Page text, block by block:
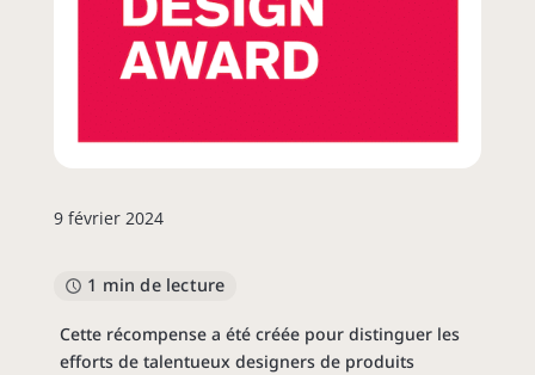
9 février 2024
1 min de lecture
Cette récompense a été créée pour distinguer les
efforts de talentueux designers de produits